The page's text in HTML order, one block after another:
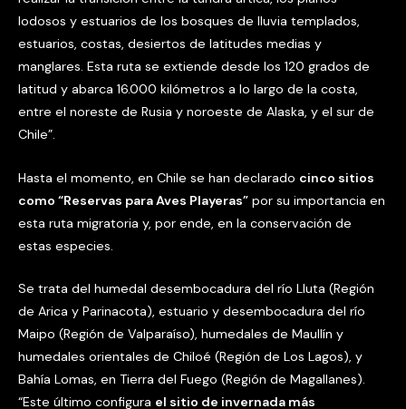
lodosos y estuarios de los bosques de lluvia templados,
estuarios, costas, desiertos de latitudes medias y
manglares. Esta ruta se extiende desde los 120 grados de
latitud y abarca 16.000 kilómetros a lo largo de la costa,
entre el noreste de Rusia y noroeste de Alaska, y el sur de
Chile”.
Hasta el momento, en Chile se han declarado cinco sitios
como “Reservas para Aves Playeras” por su importancia en
esta ruta migratoria y, por ende, en la conservación de
estas especies.
Se trata del humedal desembocadura del río Lluta (Región
de Arica y Parinacota), estuario y desembocadura del río
Maipo (Región de Valparaíso), humedales de Maullín y
humedales orientales de Chiloé (Región de Los Lagos), y
Bahía Lomas, en Tierra del Fuego (Región de Magallanes).
“Este último configura el sitio de invernada más